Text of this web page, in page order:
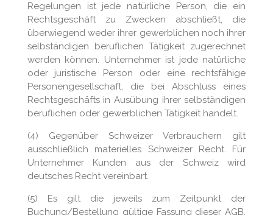
Regelungen ist jede natürliche Person, die ein
Rechtsgeschäft zu Zwecken abschließt, die
überwiegend weder ihrer gewerblichen noch ihrer
selbständigen beruflichen Tätigkeit zugerechnet
werden können. Unternehmer ist jede natürliche
oder juristische Person oder eine rechtsfähige
Personengesellschaft, die bei Abschluss eines
Rechtsgeschäfts in Ausübung ihrer selbständigen
beruflichen oder gewerblichen Tätigkeit handelt.
(4) Gegenüber Schweizer Verbrauchern gilt
ausschließlich materielles Schweizer Recht. Für
Unternehmer Kunden aus der Schweiz wird
deutsches Recht vereinbart.
(5) Es gilt die jeweils zum Zeitpunkt der
Buchung/Bestellung gültige Fassung dieser AGB.